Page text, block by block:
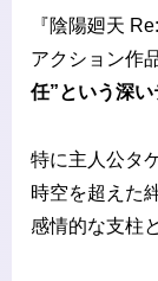
『陰陽廻天
アクション作
任”という深い
特に主人公タ
時空を超えた
感情的な支柱